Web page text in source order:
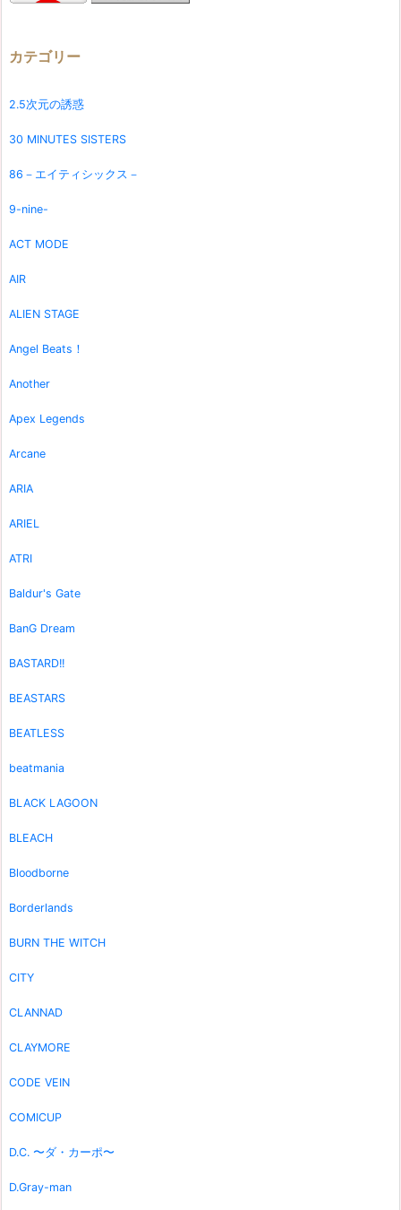
カテゴリー
2.5次元の誘惑
30 MINUTES SISTERS
86－エイティシックス－
9-nine-
ACT MODE
AIR
ALIEN STAGE
Angel Beats！
Another
Apex Legends
Arcane
ARIA
ARIEL
ATRI
Baldur's Gate
BanG Dream
BASTARD!!
BEASTARS
BEATLESS
beatmania
BLACK LAGOON
BLEACH
Bloodborne
Borderlands
BURN THE WITCH
CITY
CLANNAD
CLAYMORE
CODE VEIN
COMICUP
D.C. 〜ダ・カーポ〜
D.Gray-man